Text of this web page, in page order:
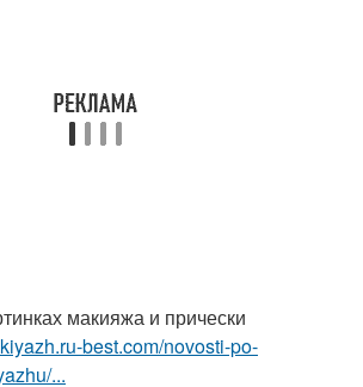
макияжа и прически
best.com/novosti-po-
...